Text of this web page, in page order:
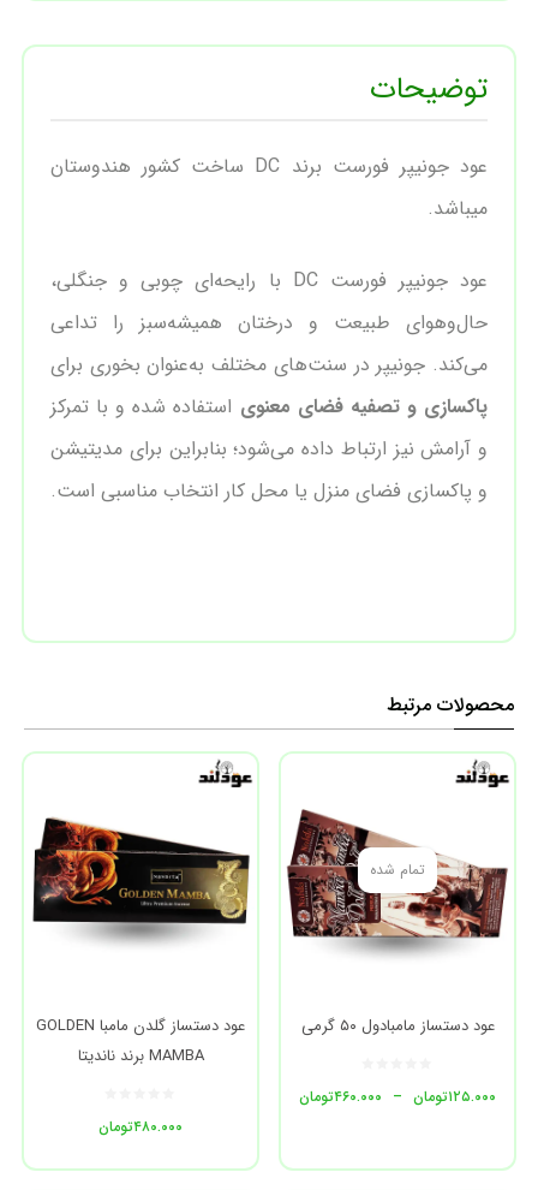
توضیحات
عود جونیپر فورست برند DC ساخت کشور هندوستان
میباشد.
عود جونیپر فورست DC با رایحه‌ای چوبی و جنگلی،
حال‌وهوای طبیعت و درختان همیشه‌سبز را تداعی
می‌کند. جونیپر در سنت‌های مختلف به‌عنوان بخوری برای
پاکسازی و تصفیه فضای معنوی استفاده شده و با تمرکز
و آرامش نیز ارتباط داده می‌شود؛ بنابراین برای مدیتیشن
و پاکسازی فضای منزل یا محل کار انتخاب مناسبی است.
محصولات مرتبط
تمام شده
عود دستساز مامبادول ۵۰ گرمی
تومان۴۶۰.۰۰۰ – تومان۱۲۵.۰۰۰
عود دستساز گلدن مامبا GOLDEN
MAMBA برند ناندیتا
تومان۴۸۰.۰۰۰